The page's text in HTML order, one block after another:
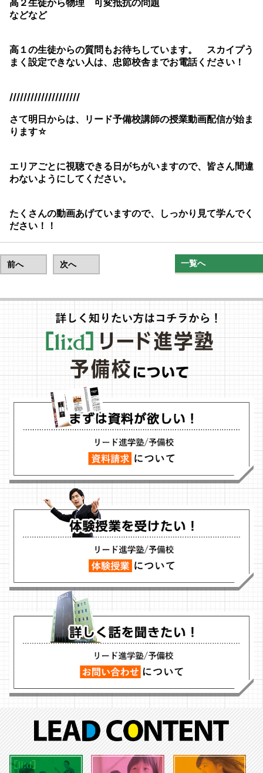
高２生徒から物理 可変抵抗の問題
などなど
高１の生徒からの質問もお待ちしています。 スカイプう
まく設定できない人は、忠節校舎までお電話ください！
////////////////////
さて明日からは、リード予備校講師の授業動画配信が始ま
ります☆
エリアごとに視聴できる日がちがいますので、皆さん間違
わないようにしてください。
たくさんの動画あげていますので、しっかり見て学んでく
ださい！！
前へ 次へ 一覧へ